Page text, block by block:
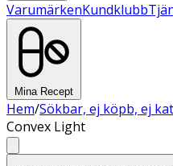
VarumärkenKundklubb
Mina Recept
Hem/Sökbar, ej köpb, ej kat
Convex Light